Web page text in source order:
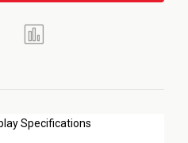
Specifications